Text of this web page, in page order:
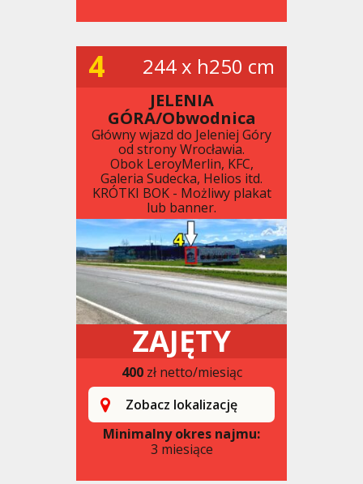
4 244 x h250 cm
JELENIA
GÓRA/Obwodnica
Główny wjazd do Jeleniej Góry
od strony Wrocławia.
Obok LeroyMerlin, KFC,
Galeria Sudecka, Helios itd.
KRÓTKI BOK - Możliwy plakat
lub banner.
ZAJĘTY
400zł netto/miesiąc
Zobacz lokalizację
Minimalny okres najmu:
3 miesiące